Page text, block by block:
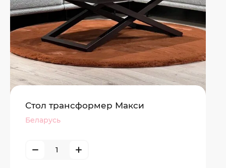
Стол трансформер Макси
Беларусь